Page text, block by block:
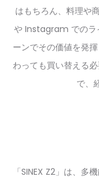
はもちろん、料理や
や Instagram でのラ
ーンでその価値を発
わっても買い替える
で、
「SINEX Z2」は、多